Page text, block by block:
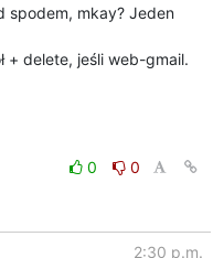
spodem, mkay? Jeden
+ delete, jeśli web-gmail.
0
0
2:30 p.m.